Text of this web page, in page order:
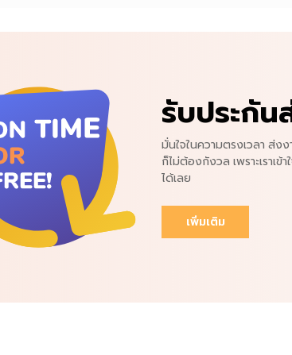
รับประกัน
มั่นใจในความตรงเวลา ส่ง
ก็ไม่ต้องกังวล เพราะเราเ
ได้เลย
เพิ่มเติม